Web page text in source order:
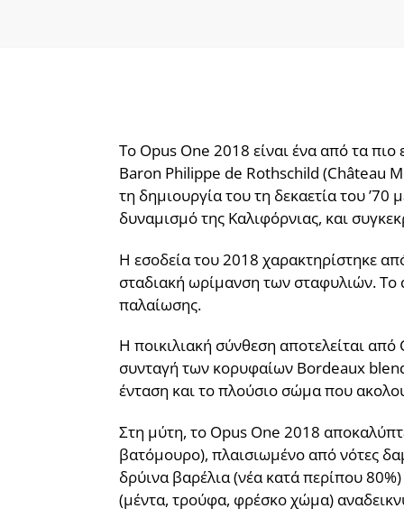
Το Opus One 2018 είναι ένα από τα
Baron Philippe de Rothschild (Château
τη δημιουργία του τη δεκαετία του
δυναμισμό της Καλιφόρνιας, και
Η εσοδεία του 2018 χαρακτηρίστηκε
σταδιακή ωρίμανση των σταφυλιών. Το
παλαίωσης.
Η ποικιλιακή σύνθεση αποτελείται
συνταγή των κορυφαίων Bordeaux
ένταση και το πλούσιο σώμα που
Στη μύτη, το Opus One 2018
βατόμουρο), πλαισιωμένο από νότες
δρύινα βαρέλια (νέα κατά περίπου
(μέντα, τρούφα, φρέσκο χώμα)